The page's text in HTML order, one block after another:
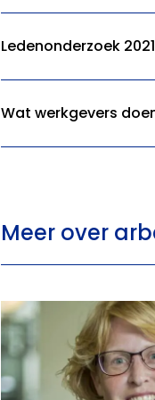
Ledenonderzoek
Wat werkgevers
Meer over